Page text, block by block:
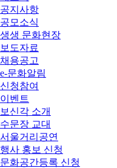
공지사항
공모소식
생생 문화현장
보도자료
채용공고
e-문화알림
신청참여
이벤트
보신각 소개
수문장 교대
서울거리공연
행사 홍보 신청
문화공간등록 신청